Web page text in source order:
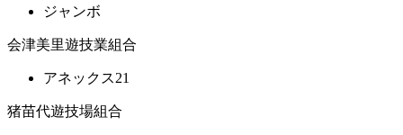
ジャンボ
会津美里遊技業組合
アネックス21
猪苗代遊技場組合